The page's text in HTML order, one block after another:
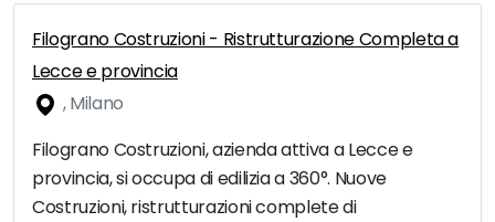
Filograno Costruzioni - Ristrutturazione Completa a
Lecce e provincia
, Milano
Filograno Costruzioni, azienda attiva a Lecce e
provincia, si occupa di edilizia a 360°. Nuove
Costruzioni, ristrutturazioni complete di